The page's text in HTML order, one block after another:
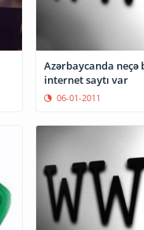
Azərbaycanda neçə
internet saytı var
06-01-2011